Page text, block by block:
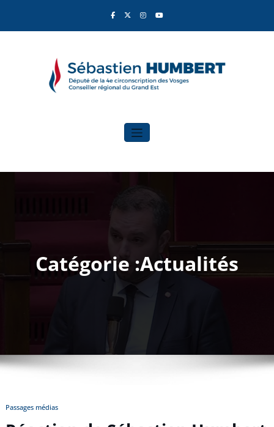
contenu
Sébastien Humbert
Catégorie :Actualités
Passages médias